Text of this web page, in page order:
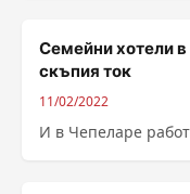
Семейни хотели
скъпия ток
11/02/2022
И в Чепеларе